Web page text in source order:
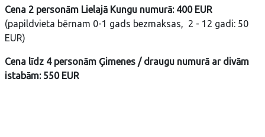
Cena 2 personām Lielajā Kungu numurā: 400 EUR
(papildvieta bērnam 0-1 gads bezmaksas, 2 - 12 gadi: 50
EUR)
Cena līdz 4 personām Ģimenes / draugu numurā ar divām
istabām: 550 EUR